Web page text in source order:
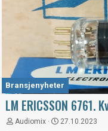
Bransjenyheter
LM ERICSSON
Audiomix 27.10.2023